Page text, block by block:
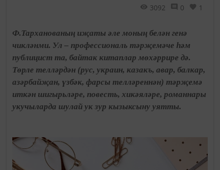
3092 0 1
Ф.Тарханованың иҗаты әле моның белән генә
чикләнми. Ул – профессиональ тәрҗемәче һәм
публицист та, байтак китаплар мөхәррире дә.
Төрле телләрдән (рус, украин, казакъ, авар, балкар,
азәрбайҗан, үзбәк, фарсы телләреннән) тәрҗемә
иткән шигырьләре, повесть, хикәяләре, романнары
укучыларда шулай ук зур кызыксыну уятты.